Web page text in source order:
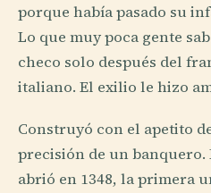
porque había pasado su
Lo que muy poca gente
checo solo después del
italiano. El exilio le hizo
Construyó con el apetito
precisión de un
abrió en 1348, la primera